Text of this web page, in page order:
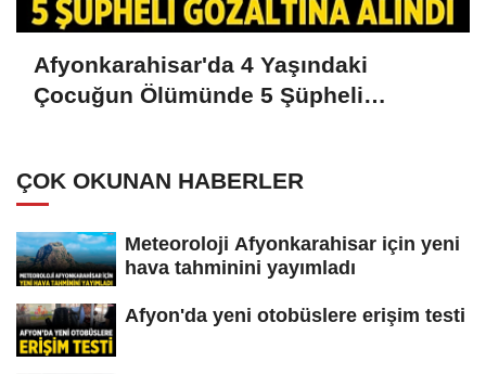
Afyonkarahisar'da 4 Yaşındaki
Çocuğun Ölümünde 5 Şüpheli
ÇOK OKUNAN HABERLER
Meteoroloji Afyonkarahisar için yeni
hava tahminini yayımladı
Afyon'da yeni otobüslere erişim testi